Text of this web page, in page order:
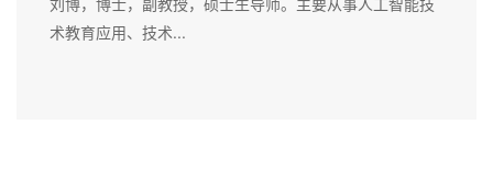
刘博，博士，副教授，硕士生导师。主要从事人工智能技
术教育应用、技术...